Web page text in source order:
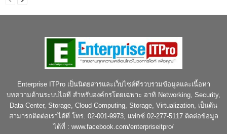
Enterprise ITPro เป็นนิตยสารและเว็บไซต์ที่รวบรวมข้อมูลและเนื้อหา
บทความด้านระบบไอที สำหรับองค์กรโดยเฉพาะ อาทิ Networking, Security,
Data Center, Storage, Cloud Computing, Storage, Virtualization, เป็นต้น
สามารถติดต่อเราได้ที่ โทร. 02-001-9973, แฟกซ์ 02-277-5117 ติดต่อข้อมูล
ได้ที่ : www.facebook.com/enterpriseitpro/